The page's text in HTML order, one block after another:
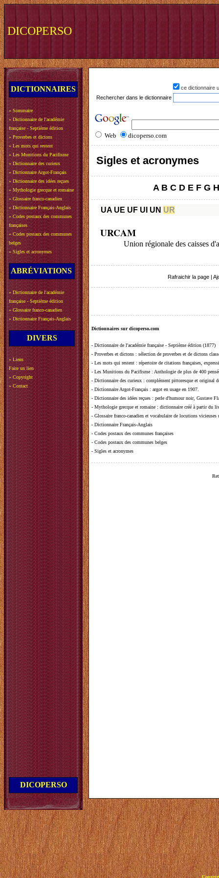
DICOPERSO
DICTIONNAIRES
» Sommaire
» Dictionnaire de l'académie
française - Septième édition
» Proverbes et dictons
» Les mots qui restent
» Les Munitions du Pacifisme
» Dictionnaire des curieux
» Dictionnaire Argot-Français
» Dictionnaire des idées reçues
» Mythologie grecque et romaine
» Glossaire franco-canadien
» Dictionnaire Français-Anglais
» Codes postaux des communes
françaises
» Codes postaux des communes
belges
» Sigles et acronymes
ABRÉVIATIONS
» Dictionnaire de l'académie
française - Septième édition
» Glossaire franco-canadien
» Dictionnaire Français-Anglais
DIVERS
» Liens
Faire un lien
» Copyright
» Contact
DICOPERSO
ce dictionnaire
Rechercher dans le dictionnaire
Web dicoperso.com
Sigles et acronymes
A B C D E F G H
UA UE UF UI UN UR
URCAM
Union régionale des caisses
Rafraichir la page
Dictionnaires sur dicoperso.com
- Dictionnaire de l'académie française - Septième édition (1877)
- Proverbes et dictons : sélection de proverbes et de dictons
- Les mots qui restent : répertoire de citations françaises,
- Les Munitions du Pacifisme : Anthologie de plus de 400
- Dictionnaire des curieux : complément pittoresque et original
- Dictionnaire Argot-Français : argot en usage en 1907.
- Dictionnaire des idées reçues : perle d'humour noir, Gustave
- Mythologie grecque et romaine : dictionnaire créé à partir du
- Glossaire franco-canadien et vocabulaire de locutions vicieuses
- Dictionnaire Français-Anglais
- Codes postaux des communes françaises
- Codes postaux des communes belges
- Sigles et acronymes